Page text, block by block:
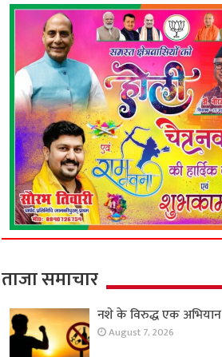
ताजा समाचार
नशे के विरुद्ध एक अभियान
August 7, 2026